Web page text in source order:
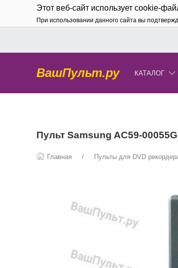
Этот веб-сайт использует cookie-
При использовании данного сайта вы
ВашПульт.ру КАТАЛОГ
Пульт Samsung AC59-
Главная Пульты для DVD